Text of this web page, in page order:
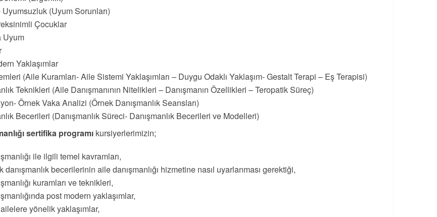
(Uyum Sorunları)
Çocuklar
Uyum
Yaklaşımlar
(Aile Kuramları- Aile Sistemi Yaklaşımları – Duygu Odaklı Yaklaşım- Gestalt Terapi – Eş Terapisi)
Teknikleri (Aile Danışmanının Nitelikleri – Danışmanın Özellikleri – Teropatik Süreç)
Örnek Vaka Analizi (Örnek Danışmanlık Seansları)
Becerileri (Danışmanlık Süreci- Danışmanlık Becerileri ve Modelleri)
sertifika programı kursiyerlerimizin;
ile ilgili temel kavramları,
danışmanlık becerilerinin aile danışmanlığı hizmetine nasıl uyarlanması gerektiği,
kuramları ve teknikleri,
post modern yaklaşımlar,
yönelik yaklaşımlar,